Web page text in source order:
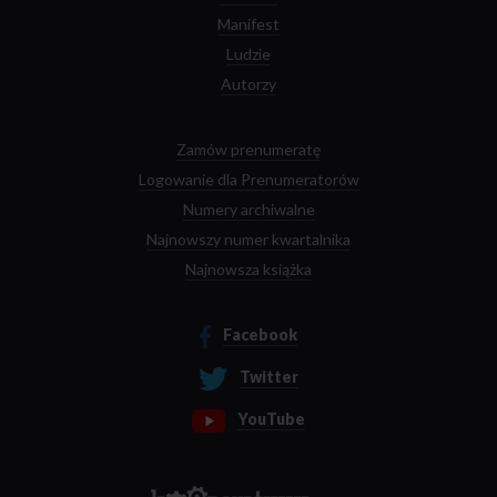
Manifest
Ludzie
Autorzy
Zamów prenumeratę
Logowanie dla Prenumeratorów
Numery archiwalne
Najnowszy numer kwartalnika
Najnowsza książka
Facebook
Twitter
YouTube